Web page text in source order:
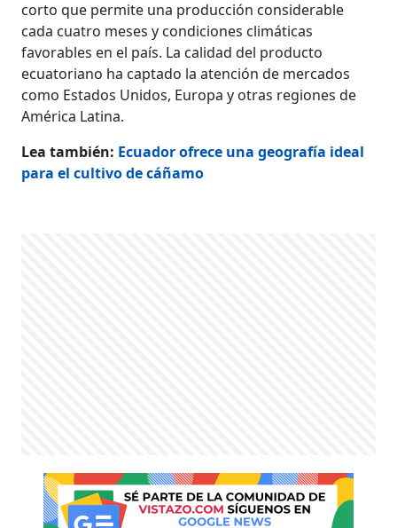
corto que permite una producción considerable
cada cuatro meses y condiciones climáticas
favorables en el país. La calidad del producto
ecuatoriano ha captado la atención de mercados
como Estados Unidos, Europa y otras regiones de
América Latina.
Lea también: Ecuador ofrece una geografía ideal
para el cultivo de cáñamo